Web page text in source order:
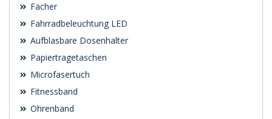
Fächer
Fahrradbeleuchtung LED
Aufblasbare Dosenhalter
Papiertragetaschen
Microfasertuch
Fitnessband
Ohrenband